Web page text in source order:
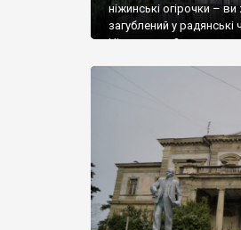
ніжинські огірочки –
загублений у
Ніжин греки?